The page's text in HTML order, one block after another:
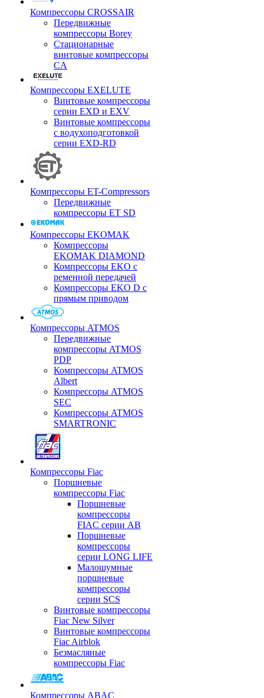
Компрессоры CROSSAIR
Передвижные
компрессоры Borey
Стационарные
винтовые компрессоры
CA
Компрессоры EXELUTE
Винтовые компрессоры
серии EXD и EXV
Винтовые компрессоры
с водухоподготовкой
серии EXD-RD
Компрессоры ET-Compressors
Передвижные
компрессоры ET SD
Компрессоры EKOMAK
Компрессоры
EKOMAK DIAMOND
Компрессоры EKO c
ременной передачей
Компрессоры EKO D с
прямым приводом
Компрессоры ATMOS
Передвижные
компрессоры ATMOS
PDP
Компрессоры ATMOS
Albert
Компрессоры ATMOS
SEC
Компрессоры ATMOS
SMARTRONIC
Компрессоры Fiac
Поршневые
компрессоры Fiac
Поршневые
компрессоры
FIAC серии AB
Поршневые
компрессоры
серии LONG LIFE
Малошумные
поршневые
компрессоры
серии SCS
Винтовые компрессоры
Fiac New Silver
Винтовые компрессоры
Fiac Airblok
Безмасляные
компрессоры Fiac
Компрессоры ABAC